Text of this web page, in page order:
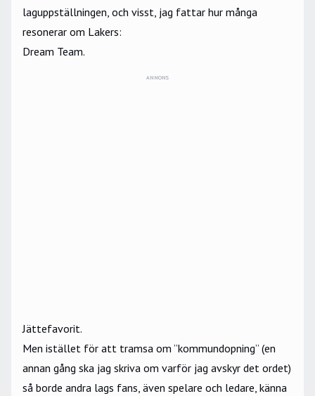
laguppställningen, och visst, jag fattar hur många
resonerar om Lakers:
Dream Team.
ANNONS
Jättefavorit.
Men istället för att tramsa om ”kommundopning” (en
annan gång ska jag skriva om varför jag avskyr det ordet)
så borde andra lags fans, även spelare och ledare, känna